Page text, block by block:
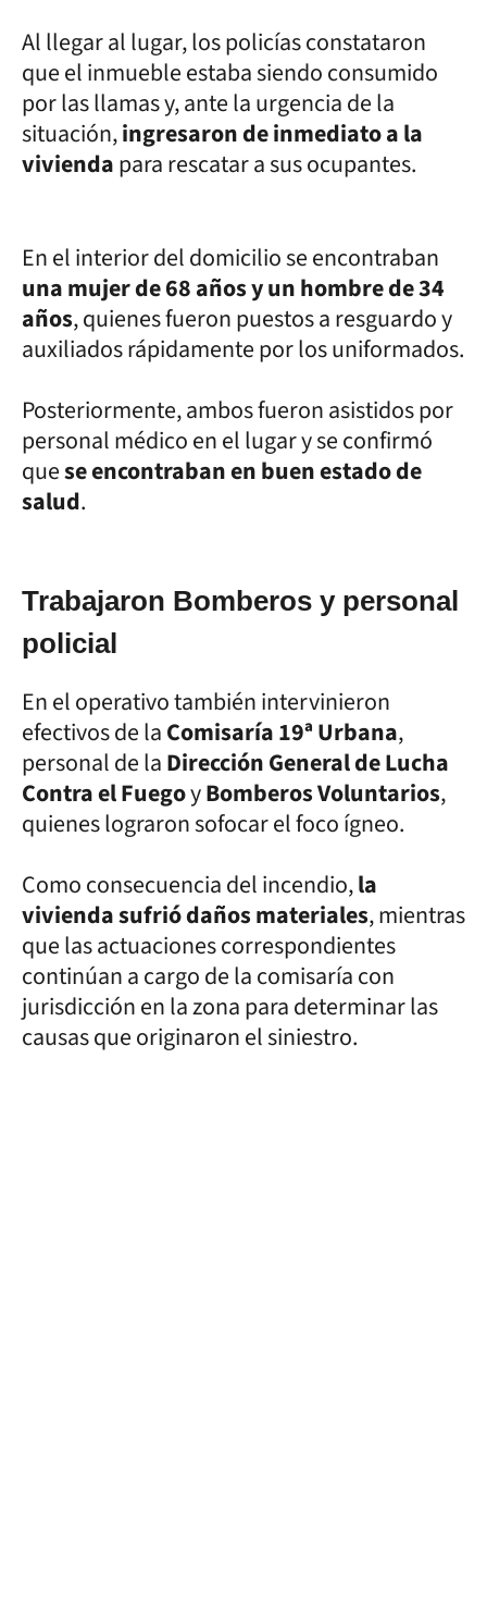
Al llegar al lugar, los policías constataron
que el inmueble estaba siendo consumido
por las llamas y, ante la urgencia de la
situación,ingresaron de inmediato a la
viviendapara rescatar a sus ocupantes.
En el interior del domicilio se encontraban
una mujer de 68 años y un hombre de 34
años, quienes fueron puestos a resguardo y
auxiliados rápidamente por los uniformados.
Posteriormente, ambos fueron asistidos por
personal médico en el lugar y se confirmó
quese encontraban en buen estado de
salud.
Trabajaron Bomberos y personal
policial
En el operativo también intervinieron
efectivos de laComisaría 19ª Urbana,
personal de laDirección General de Lucha
Contra el FuegoyBomberos Voluntarios,
quienes lograron sofocar el foco ígneo.
Como consecuencia del incendio,la
vivienda sufrió daños materiales, mientras
que las actuaciones correspondientes
continúan a cargo de la comisaría con
jurisdicción en la zona para determinar las
causas que originaron el siniestro.